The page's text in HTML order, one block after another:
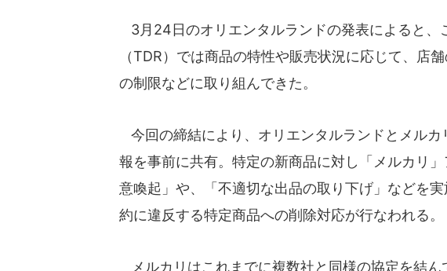
3月24日のオリエンタルランドの発表によると、
（TDR）では商品の特性や販売状況に応じて、店
の制限などに取り組んできた。
今回の締結により、オリエンタルランドとメル
報を事前に共有。特定の新商品に対し「メルカリ
意喚起」や、「不適切な出品の取り下げ」などを
約に違反する特定商品への削除対応が行なわれる。
メルカリはこれまでに複数社と同様の協定を結ん